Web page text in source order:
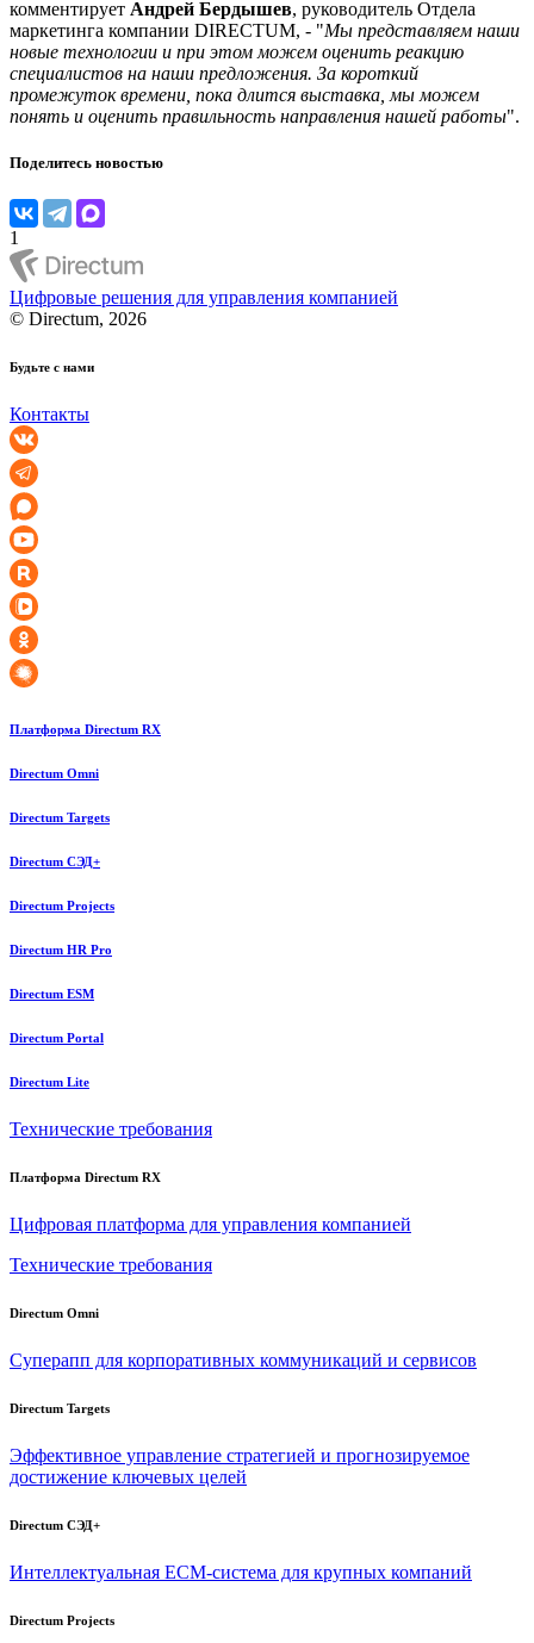
комментирует Андрей Бердышев, руководитель Отдела
маркетинга компании DIRECTUM, - "Мы представляем наши
новые технологии и при этом можем оценить реакцию
специалистов на наши предложения. За короткий
промежуток времени, пока длится выставка, мы можем
понять и оценить правильность направления нашей работы".
Поделитесь новостью
1
Цифровые решения для управления компанией
© Directum, 2026
Будьте с нами
Контакты
Платформа Directum RX
Directum Omni
Directum Targets
Directum СЭД+
Directum Projects
Directum HR Pro
Directum ESM
Directum Portal
Directum Lite
Технические требования
Платформа Directum RX
Цифровая платформа для управления компанией
Технические требования
Directum Omni
Суперапп для корпоративных коммуникаций и сервисов
Directum Targets
Эффективное управление стратегией и прогнозируемое
достижение ключевых целей
Directum СЭД+
Интеллектуальная ECM-система для крупных компаний
Directum Projects